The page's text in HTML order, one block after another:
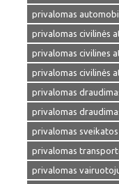
privalomas
privalomas civilinės
privalomas civilines
privalomas civilinės
privalomas
privalomas
privalomas
privalomas
privalomas